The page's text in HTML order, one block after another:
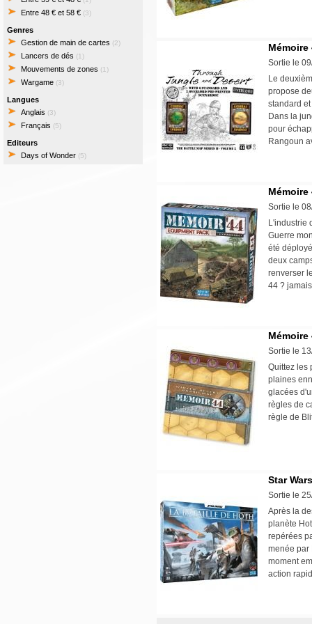
Entre 48 € et 58 € (3)
Genres
Gestion de main de cartes (2)
Lancers de dés (1)
Mouvements de zones (1)
Wargame (3)
Langues
Anglais (3)
Français (5)
Editeurs
Days of Wonder (5)
Sortie le
Le
propose
standard
Dans la
pour
Rangoun
Sortie le
L'industrie
Guerre
été
deux
renverser
44 ?
Sortie le
Quittez les
plaines
glacées
règles de
règle de
Star
Sortie le
Après la
planète
repérées
menée par
moment
action